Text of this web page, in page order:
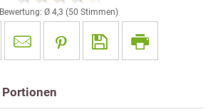
Bewertung: Ø 4,3 (50 Stimmen)
Portionen